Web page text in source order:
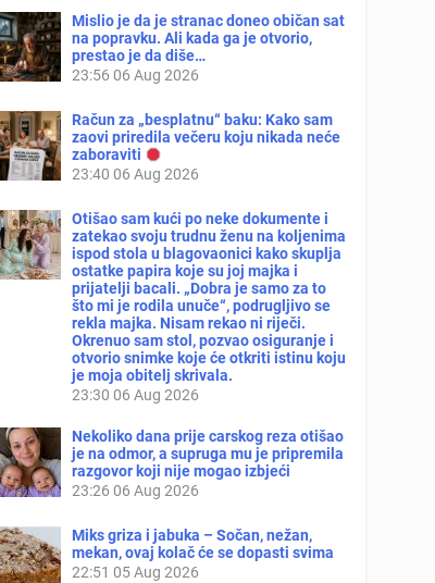
Mislio je da je stranac doneo običan sat
na popravku. Ali kada ga je otvorio,
prestao je da diše…
23:56 06 Aug 2026
Račun za „besplatnu“ baku: Kako sam
zaovi priredila večeru koju nikada neće
zaboraviti
23:40 06 Aug 2026
Otišao sam kući po neke dokumente i
zatekao svoju trudnu ženu na koljenima
ispod stola u blagovaonici kako skuplja
ostatke papira koje su joj majka i
prijatelji bacali. „Dobra je samo za to
što mi je rodila unuče“, podrugljivo se
rekla majka. Nisam rekao ni riječi.
Okrenuo sam stol, pozvao osiguranje i
otvorio snimke koje će otkriti istinu koju
je moja obitelj skrivala.
23:30 06 Aug 2026
Nekoliko dana prije carskog reza otišao
je na odmor, a supruga mu je pripremila
razgovor koji nije mogao izbjeći
23:26 06 Aug 2026
Miks griza i jabuka – Sočan, nežan,
mekan, ovaj kolač će se dopasti svima
22:51 05 Aug 2026